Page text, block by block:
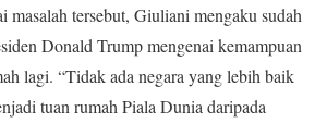
masalah tersebut, Giuliani mengaku sudah
Donald Trump mengenai kemampuan
lagi. “Tidak ada negara yang lebih baik
tuan rumah Piala Dunia daripada